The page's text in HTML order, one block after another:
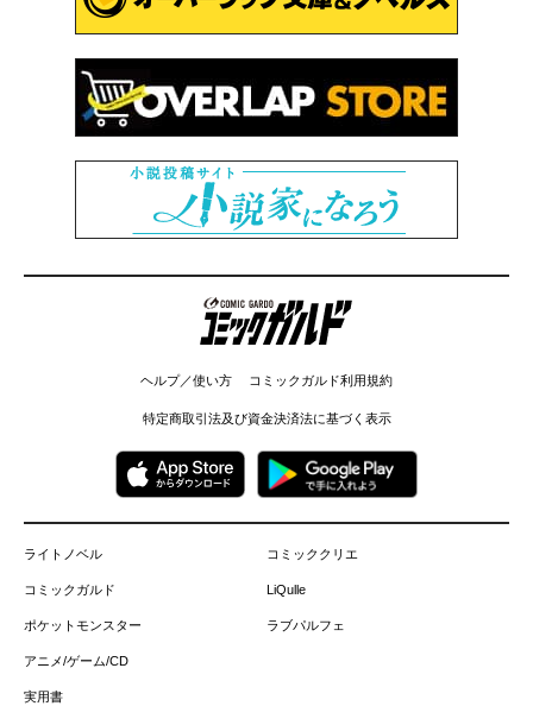
コミックガルド
ヘルプ／使い方 コミックガルド利用規約
特定商取引法及び資金決済法に基づく表示
ライトノベル
コミックガルド
ポケットモンスター
アニメ/ゲーム/CD
実用書
コミッククリエ
LiQulle
ラブパルフェ